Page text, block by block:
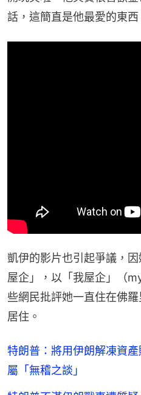
話，這簡直是他最愛的東西
凱伊的影片也引起爭議，
屋企」，以「我屋企」（
些網民批評她一直住在佛
居住。
特朗普：將用伊朗解凍資
屬「無稽之談」